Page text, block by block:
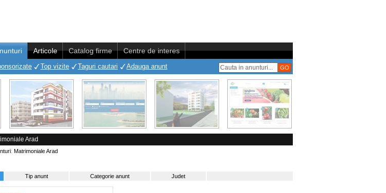
Articole Catalog firme Centre de interes
Top vizite Taguri cautari Adauga anunt
Arad
: Matrimoniale Arad
Tip anunt Categorie anunt
Judet